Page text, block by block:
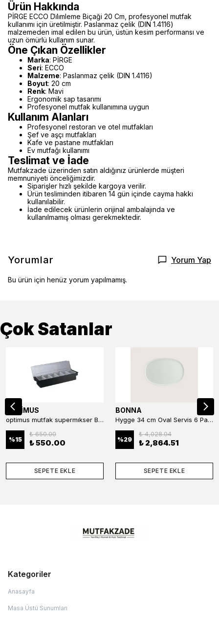
Ürün Hakkında
PİRGE ECCO Di̇li̇mleme Biçaği 20 Cm, profesyonel mutfak
kullanımı için üretilmiştir. Paslanmaz çelik (DIN 1.4116)
malzemeden imal edilen bu ürün, üstün kesim performansı ve
uzun ömürlü kullanım sunar.
Öne Çıkan Özellikler
Marka: PİRGE
Seri: ECCO
Malzeme: Paslanmaz çelik (DIN 1.4116)
Boyut: 20 cm
Renk: Mavi
Ergonomik sap tasarımı
Profesyonel mutfak kullanımına uygun
Kullanım Alanları
Profesyonel restoran ve otel mutfakları
Şef ve aşçı mutfakları
Kafe ve pastane mutfakları
Ev mutfağı kullanımı
Teslimat ve İade
Mutfakzade üzerinden satın aldığınız ürünlerde müşteri
memnuniyeti önceliğimizdir.
Siparişler hızlı şekilde kargoya verilir.
Ürün tesliminden itibaren 14 gün içinde cayma hakkı
kullanılabilir.
İade edilecek ürünlerin orijinal ambalajında ve
kullanılmamış olması gerekmektedir.
Yorumlar Yorum Yap
Bu ürün için henüz yorum yapılmamış.
Çok Satanlar
OPTİMUS
optimus mutfak supermıkser Bar Konteyner 6'lı 50×16×9 cm Kapaklı Polikarbon Organizer Bar & Kafe
%15
₺ 650.00
₺ 550.00
SEPETE EKLE
BONNA
Hygge 34 cm Oval Servis 6 Parça
%29
₺ 4,028.04
₺ 2,864.51
SEPETE EKLE
Kategoriler
Anasayfa
Masa Üstü Sunumları